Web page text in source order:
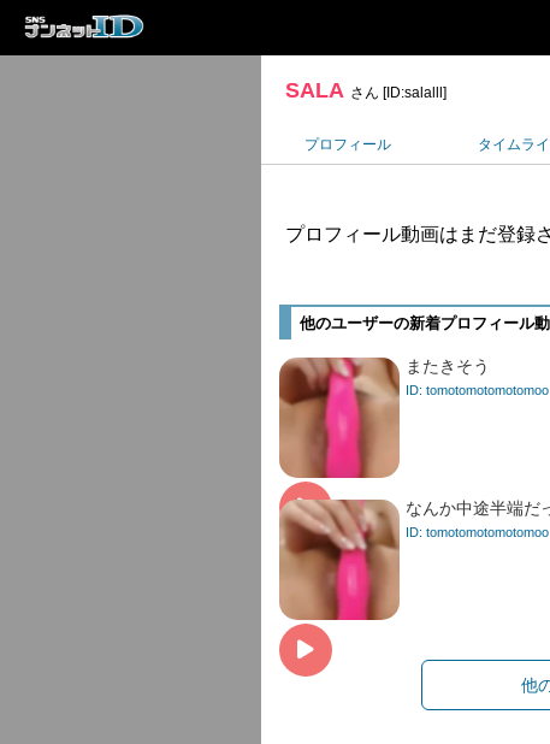
SALA さん [ID:salalll]
プロフィール タイムラ
プロフィール動画はまだ登録
他のユーザーの新着プロフィール
またきそう
ID: tomotomotomotomoo
なんか中途半端だ
ID: tomotomotomotomoo
他